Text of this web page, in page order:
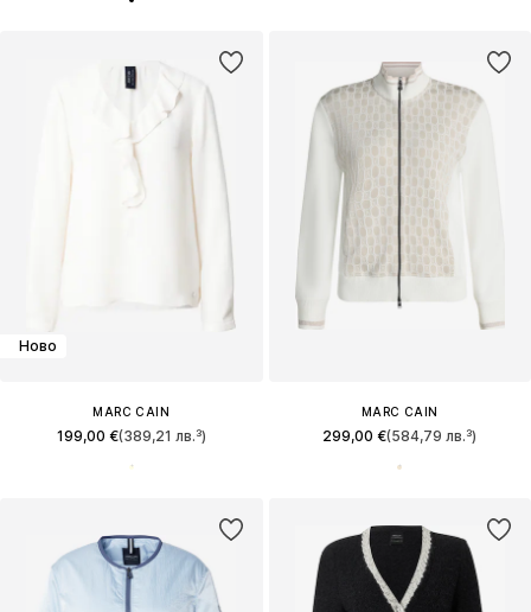
Ново
MARC CAIN
199,00 €(389,21 лв.³)
MARC CAIN
299,00 €(584,79 лв.³)